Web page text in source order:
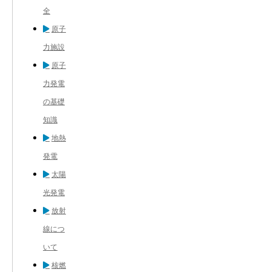
全
原子
力施設
原子
力発電
の基礎
知識
地熱
発電
太陽
光発電
放射
線につ
いて
核燃